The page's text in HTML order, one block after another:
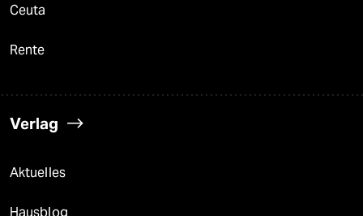
Ceuta
Rente
Verlag
Aktuelles
Hausblog